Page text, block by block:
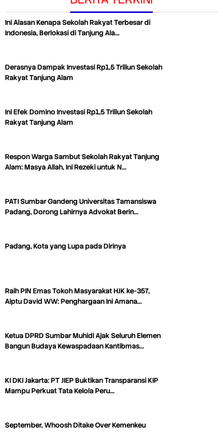
Ini Alasan Kenapa Sekolah Rakyat Terbesar di
Indonesia, Berlokasi di Tanjung Ala…
Derasnya Dampak Investasi Rp1,5 Triliun Sekolah
Rakyat Tanjung Alam
Ini Efek Domino Investasi Rp1,5 Triliun Sekolah
Rakyat Tanjung Alam
Respon Warga Sambut Sekolah Rakyat Tanjung
Alam: Masya Allah, Ini Rezeki untuk N…
PATI Sumbar Gandeng Universitas Tamansiswa
Padang, Dorong Lahirnya Advokat Berin…
Padang, Kota yang Lupa pada Dirinya
Raih PIN Emas Tokoh Masyarakat HJK ke-357,
Aiptu David WW: Penghargaan Ini Amana…
Ketua DPRD Sumbar Muhidi Ajak Seluruh Elemen
Bangun Budaya Kewaspadaan Kantibmas…
KI DKI Jakarta: PT JIEP Buktikan Transparansi KIP
Mampu Perkuat Tata Kelola Peru…
September, Whoosh Ditake Over Kemenkeu